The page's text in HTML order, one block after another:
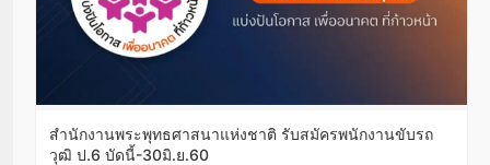
สำนักงานพระพุทธศาสนาแห่งชาติ รับสมัครพนักงานขับรถ
วุฒิ ป.6 บัดนี้-30มิ.ย.60